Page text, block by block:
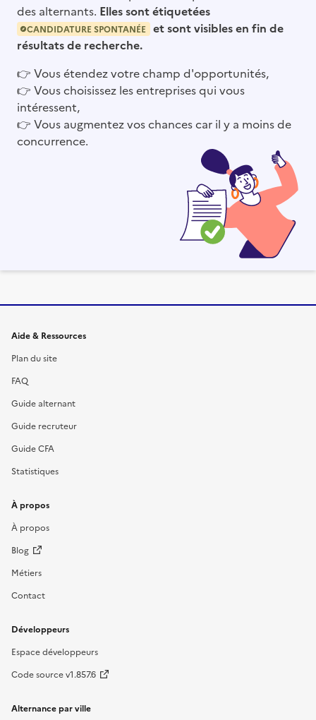
des alternants. Elles sont étiquetées
CANDIDATURE SPONTANÉE
et sont visibles en fin de
résultats de recherche.
👉 Vous étendez votre champ d'opportunités,
👉 Vous choisissez les entreprises qui vous
intéressent,
👉 Vous augmentez vos chances car il y a moins de
concurrence.
Informations et liens du site
Aide & Ressources
Plan du site
FAQ
Guide alternant
Guide recruteur
Guide CFA
Statistiques
À propos
À propos
Blog
Métiers
Contact
Développeurs
Espace développeurs
Code source v1.857.6
Alternance par ville